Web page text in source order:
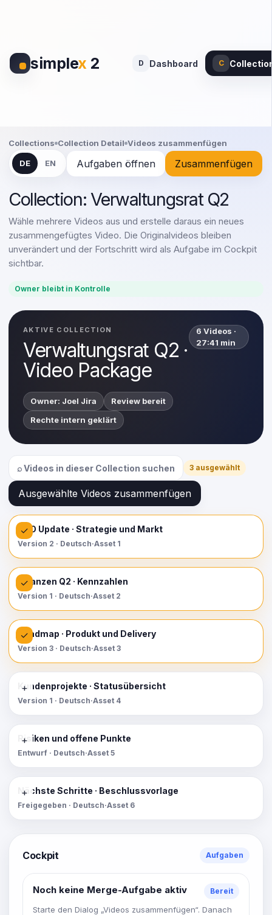
simplex 2 D Dashboard C
Collections Collection Detail Videos zusammenfügen
DE EN Aufgaben öffnen Zusammenfügen
Collection: Verwaltungsrat Q2
Wähle mehrere Videos aus und erstelle daraus ein neues
zusammengefügtes Video. Die Originalvideos bleiben
unverändert und der Fortschritt wird als Aufgabe im Cockpit
sichtbar.
Owner bleibt in Kontrolle
AKTIVE COLLECTION
Verwaltungsrat Q2 ·
Video Package
6 Videos ·
27:41 min
Owner: Joel Jira
Review bereit
Rechte intern geklärt
⌕ Videos in dieser Collection suchen 3 ausgewählt
Ausgewählte Videos zusammenfügen
✓
▶CEO Update · Strategie und Markt
Version 2 · Deutsch·Asset 1
✓
▶Finanzen Q2 · Kennzahlen
Version 1 · Deutsch·Asset 2
✓
▶Roadmap · Produkt und Delivery
Version 3 · Deutsch·Asset 3
+
▶Kundenprojekte · Statusübersicht
Version 1 · Deutsch·Asset 4
+
▶Risiken und offene Punkte
Entwurf · Deutsch·Asset 5
+
▶Nächste Schritte · Beschlussvorlage
Freigegeben · Deutsch·Asset 6
Cockpit Aufgaben
Noch keine Merge-Aufgabe aktiv Bereit
Starte den Dialog „Videos zusammenfügen“. Danach